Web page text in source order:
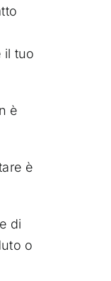
il tuo
è
è
di
o